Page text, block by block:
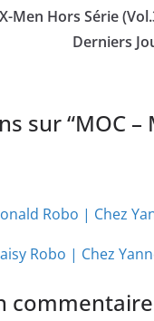
Men Hors Série
Derniers
sur “MOC –
Robo | Chez
Robo | Chez
commentaire